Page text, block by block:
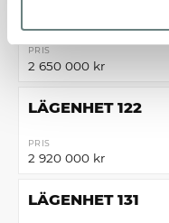
PRIS
2 650 000 kr
LÄGENHET 122
PRIS
2 920 000 kr
LÄGENHET 131